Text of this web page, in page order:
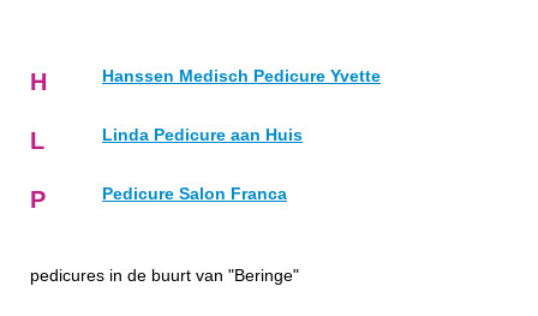
H Hanssen Medisch Pedicure Yvette
L Linda Pedicure aan Huis
P Pedicure Salon Franca
pedicures in de buurt van "Beringe"